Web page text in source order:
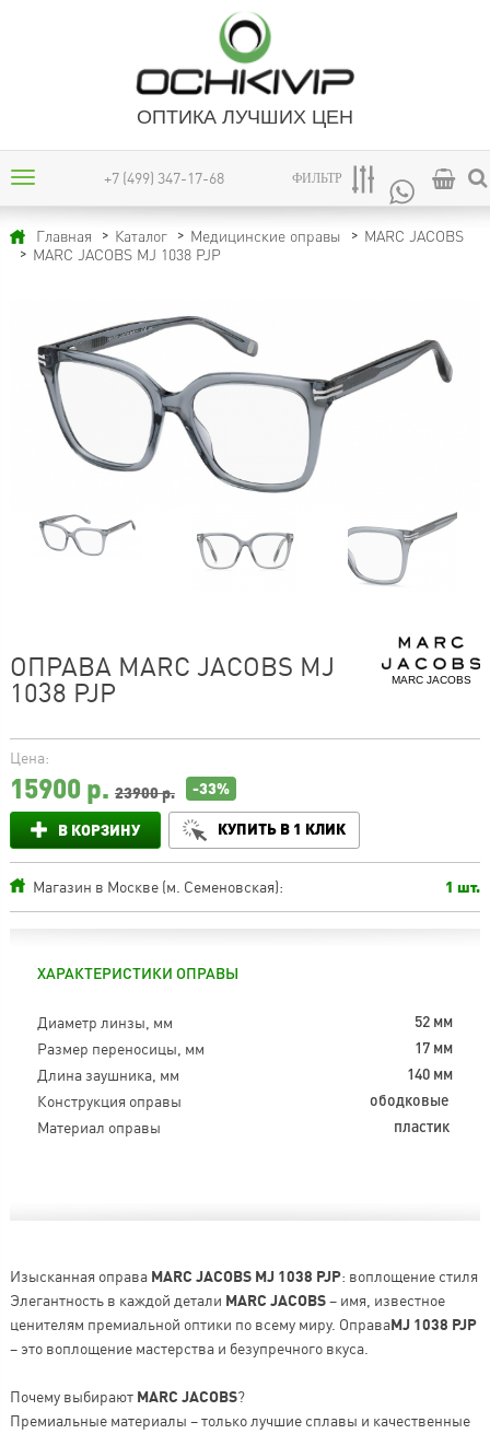
ОПТИКА ЛУЧШИХ ЦЕН
+7 (499) 347-17-68 ФИЛЬТР
Главная Каталог Медицинские оправы
MARC JACOBS
MARC JACOBS MJ 1038 PJP
MARC JACOBS
ОПРАВА MARC JACOBS MJ
1038 PJP
Цена:
15900р. 23900 р. -33%
В КОРЗИНУ КУПИТЬ В 1 КЛИК
Магазин в Москве (м. Семеновская): 1 шт.
ХАРАКТЕРИСТИКИ ОПРАВЫ
Диаметр линзы, мм 52 мм
Размер переносицы, мм 17 мм
Длина заушника, мм 140 мм
Конструкция оправы ободковые
Материал оправы пластик
Изысканная оправа MARC JACOBS MJ 1038 PJP: воплощение стиля
Элегантность в каждой детали MARC JACOBS– имя, известное
ценителям премиальной оптики по всему миру. ОправаMJ 1038 PJP
– это воплощение мастерства и безупречного вкуса.
Почему выбирают MARC JACOBS?
Премиальные материалы – только лучшие сплавы и качественные